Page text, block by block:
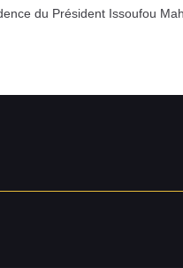
du Président Issoufou